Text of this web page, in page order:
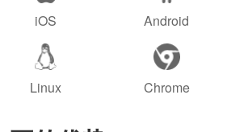
iOS Android
Linux Chrome